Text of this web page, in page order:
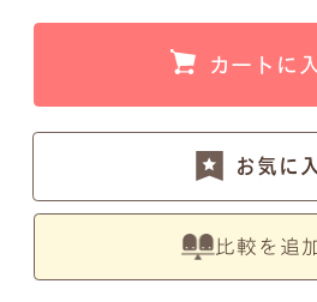
カートに
お気に
比較を追
注意事項1
小文字のg、y、jなどの文字が
わるため、文字サイズが全体的
す。